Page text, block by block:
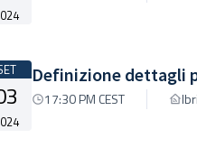
Definizione dettagli
17:30 PM CEST